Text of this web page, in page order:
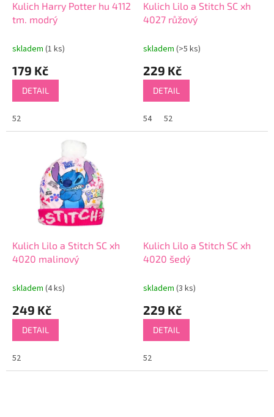
Kulich Harry Potter hu 4112
tm. modrý
skladem (1 ks)
179 Kč
DETAIL
52
Kulich Lilo a Stitch SC xh
4027 růžový
skladem (>5 ks)
229 Kč
DETAIL
54 52
Kulich Lilo a Stitch SC xh
4020 malinový
skladem (4 ks)
249 Kč
DETAIL
52
Kulich Lilo a Stitch SC xh
4020 šedý
skladem (3 ks)
229 Kč
DETAIL
52